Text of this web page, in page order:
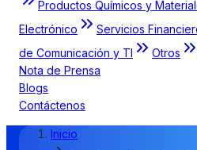
Productos Químicos y
Electrónico
Servicios
de Comunicación y TI
Otros
Nota de Prensa
Blogs
Contáctenos
Inicio